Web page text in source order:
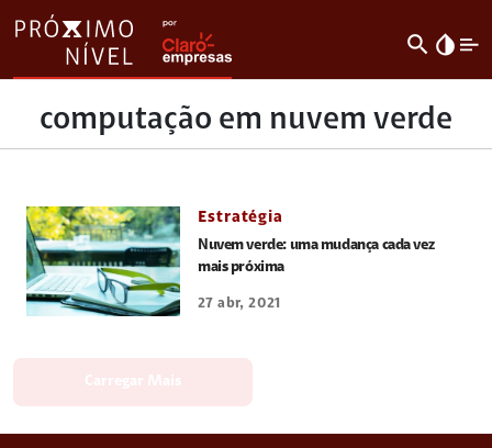
search invert_colors
computação em nuvem verde
Estratégia
Nuvem verde: uma mudança cada vez
mais próxima
27 abr, 2021